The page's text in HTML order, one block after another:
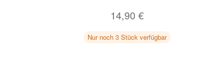
14,90€
Nur noch 3 Stück verfügbar